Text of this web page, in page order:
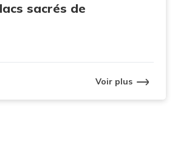
sacrés de
Voir plus